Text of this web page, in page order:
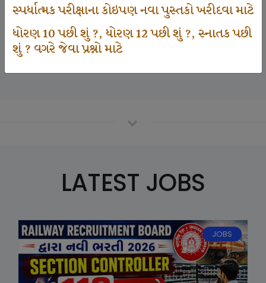
સ્પર્ધાત્મક પરીક્ષાના કોઇપણ નવા પુસ્તકો ખરીદવા માટે
ધોરણ 10 પછી શું ?, ધોરણ 12 પછી શું ?, સ્નાતક પછી
શું ? વગરે જેવા પ્રશ્નો માટે
125000
LATEST JOBS
JOBS